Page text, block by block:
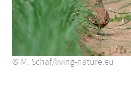
© M. Schäf/living-nature.eu